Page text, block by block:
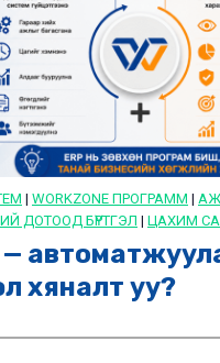
| WORKZONE ПРОГРАММ |
ДОТООД БҮРТГЭЛ | ЦАХИМ
—
хяналт уу?